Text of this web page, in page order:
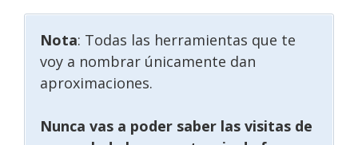
Nota: Todas las herramientas que te
voy a nombrar únicamente dan
aproximaciones.
Nunca vas a poder saber las visitas de